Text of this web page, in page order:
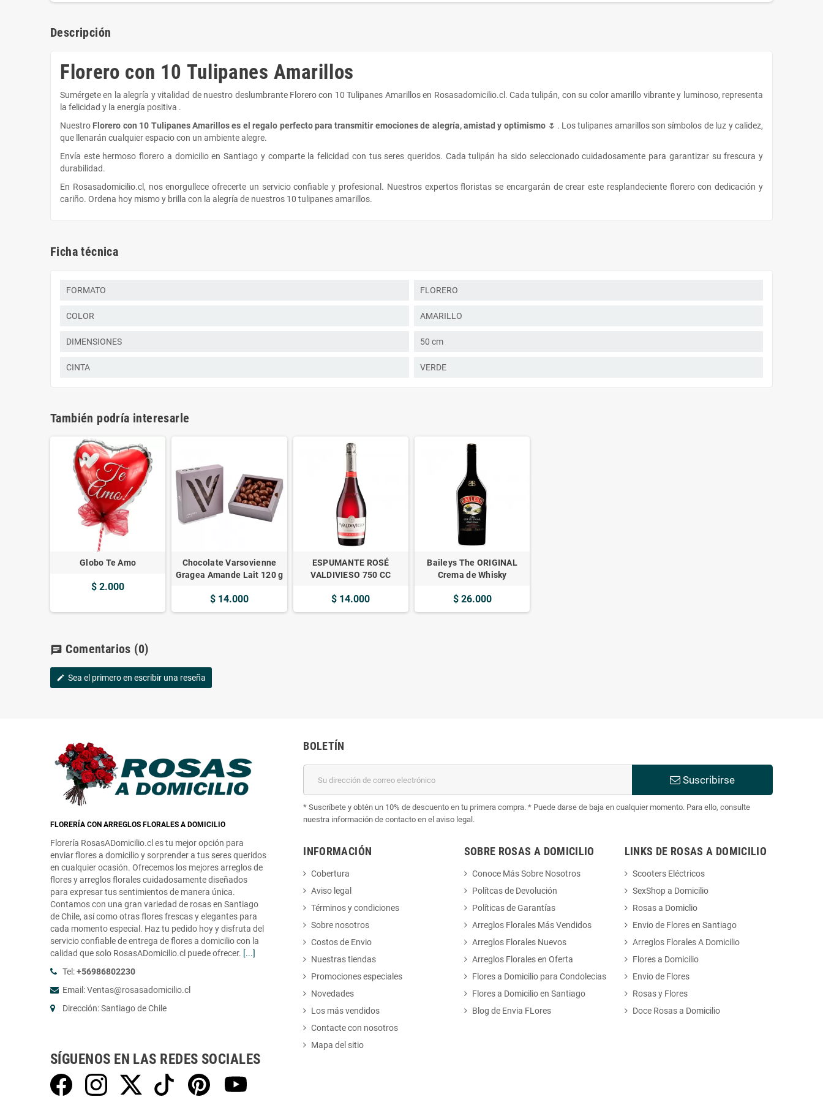
Descripción
Florero con 10 Tulipanes Amarillos
Sumérgete en la alegría y vitalidad de nuestro deslumbrante Florero con 10 Tulipanes Amarillos en Rosasadomicilio.cl. Cada tulipán, con su color amarillo vibrante y luminoso, representa
la felicidad y la energía positiva .
Nuestro Florero con 10 Tulipanes Amarillos es el regalo perfecto para transmitir emociones de alegría, amistad y optimismo 🌷 . Los tulipanes amarillos son símbolos de luz y calidez,
que llenarán cualquier espacio con un ambiente alegre.
Envía este hermoso florero a domicilio en Santiago y comparte la felicidad con tus seres queridos. Cada tulipán ha sido seleccionado cuidadosamente para garantizar su frescura y
durabilidad.
En Rosasadomicilio.cl, nos enorgullece ofrecerte un servicio confiable y profesional. Nuestros expertos floristas se encargarán de crear este resplandeciente florero con dedicación y
cariño. Ordena hoy mismo y brilla con la alegría de nuestros 10 tulipanes amarillos.
Ficha técnica
FORMATO FLORERO
COLOR AMARILLO
DIMENSIONES 50 cm
CINTA VERDE
También podría interesarle
Globo Te Amo
$ 2.000
Chocolate Varsovienne
Gragea Amande Lait 120 g
$ 14.000
ESPUMANTE ROSÉ
VALDIVIESO 750 CC
$ 14.000
Baileys The ORIGINAL
Crema de Whisky
$ 26.000
chat Comentarios (0)
edit Sea el primero en escribir una reseña
FLORERÍA CON ARREGLOS FLORALES A DOMICILIO
Florería RosasADomicilio.cl es tu mejor opción para
enviar flores a domicilio y sorprender a tus seres queridos
en cualquier ocasión. Ofrecemos los mejores arreglos de
flores y arreglos florales cuidadosamente diseñados
para expresar tus sentimientos de manera única.
Contamos con una gran variedad de rosas en Santiago
de Chile, así como otras flores frescas y elegantes para
cada momento especial. Haz tu pedido hoy y disfruta del
servicio confiable de entrega de flores a domicilio con la
calidad que solo RosasADomicilio.cl puede ofrecer. [...]
Tel:+56986802230
Email: Ventas@rosasadomicilio.cl
Dirección: Santiago de Chile
SÍGUENOS EN LAS REDES SOCIALES
BOLETÍN
Suscribirse
* Suscríbete y obtén un 10% de descuento en tu primera compra. * Puede darse de baja en cualquier momento. Para ello, consulte
nuestra información de contacto en el aviso legal.
INFORMACIÓN
Cobertura
Aviso legal
Términos y condiciones
Sobre nosotros
Costos de Envio
Nuestras tiendas
Promociones especiales
Novedades
Los más vendidos
Contacte con nosotros
Mapa del sitio
SOBRE ROSAS A DOMICILIO
Conoce Más Sobre Nosotros
Polítcas de Devolución
Políticas de Garantías
Arreglos Florales Más Vendidos
Arreglos Florales Nuevos
Arreglos Florales en Oferta
Flores a Domicilio para Condolecias
Flores a Domicilio en Santiago
Blog de Envia FLores
LINKS DE ROSAS A DOMICILIO
Scooters Eléctricos
SexShop a Domicilio
Rosas a Domiclio
Envio de Flores en Santiago
Arreglos Florales A Domicilio
Flores a Domicilio
Envio de Flores
Rosas y Flores
Doce Rosas a Domicilio